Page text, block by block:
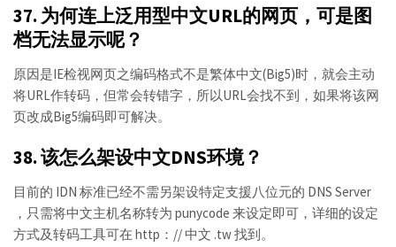
37. 为何连上泛用型中文URL的网页，可是图
档无法显示呢？
原因是IE检视网页之编码格式不是繁体中文(Big5)时，就会主动
将URL作转码，但常会转错字，所以URL会找不到，如果将该网
页改成Big5编码即可解决。
38. 该怎么架设中文DNS环境？
目前的 IDN 标准已经不需另架设特定支援八位元的 DNS Server
，只需将中文主机名称转为 punycode 来设定即可，详细的设定
方式及转码工具可在 http：// 中文 .tw 找到。